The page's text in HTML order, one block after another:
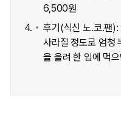
6,500원
후기(식신 노.코.팬
사라질 정도로 엄청
을 올려 한 입에 먹